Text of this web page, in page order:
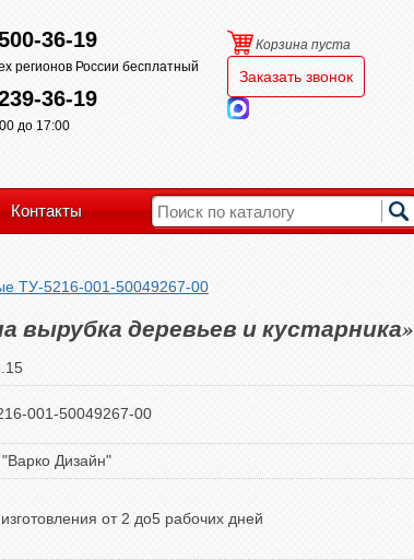
36-19
регионов России бесплатный
36-19
до 17:00
Корзина пуста
Заказать звонок
Контакты
ТУ-5216-001-50049267-00
деревьев и кустарника»
001-50049267-00
Дизайн"
от 2 до5 рабочих дней